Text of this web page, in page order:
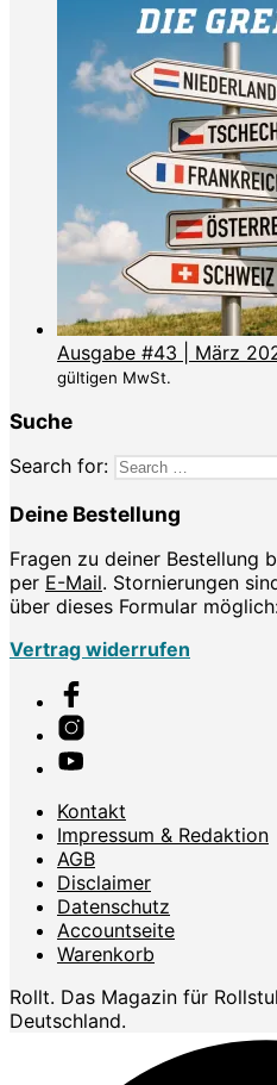
Ausgabe #43 | März
gültigen MwSt.
Suche
Search for:
Deine Bestellung
Fragen zu deiner Bestellung
per E-Mail. Stornierungen
über dieses Formular
Vertrag widerrufen
Kontakt
Impressum & Redaktion
AGB
Disclaimer
Datenschutz
Accountseite
Warenkorb
Rollt. Das Magazin für
Deutschland.